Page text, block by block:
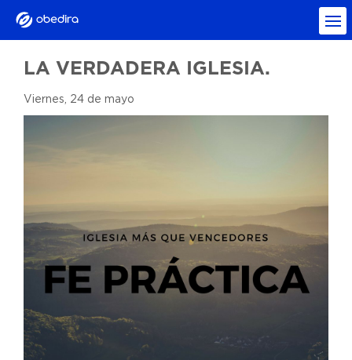
LA VERDADERA IGLESIA.
Viernes, 24 de mayo